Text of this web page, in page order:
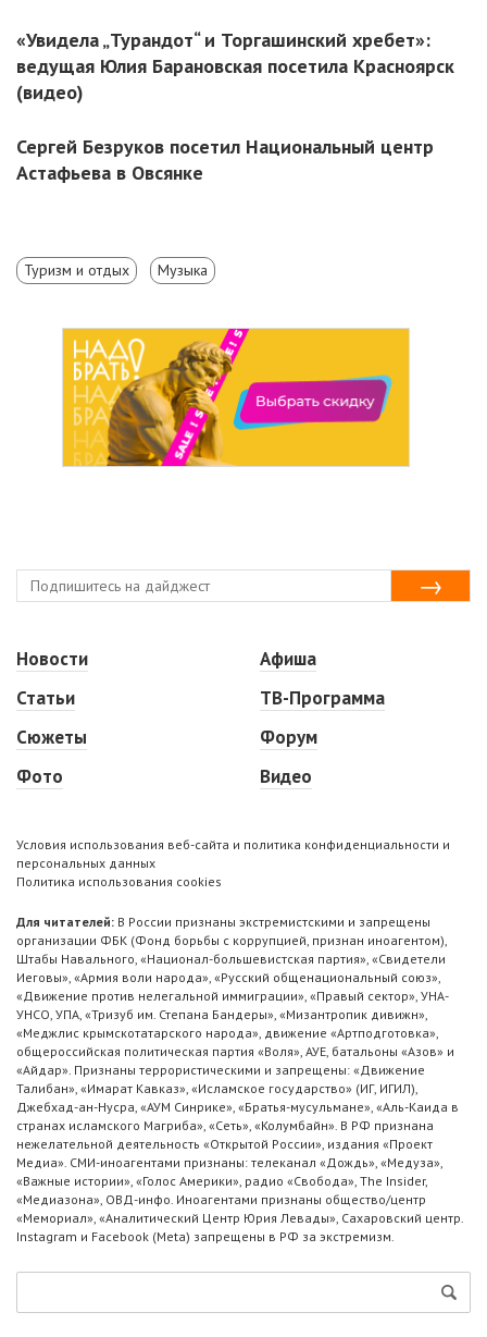
«Увидела „Турандот“ и Торгашинский хребет»:
ведущая Юлия Барановская посетила Красноярск
(видео)
Сергей Безруков посетил Национальный центр
Астафьева в Овсянке
Туризм и отдых Музыка
Новости
Статьи
Сюжеты
Фото
Афиша
ТВ-Программа
Форум
Видео
Условия использования веб-сайта и политика конфиденциальности и
персональных данных
Политика использования cookies
Для читателей: В России признаны экстремистскими и запрещены
организации ФБК (Фонд борьбы с коррупцией, признан иноагентом),
Штабы Навального, «Национал-большевистская партия», «Свидетели
Иеговы», «Армия воли народа», «Русский общенациональный союз»,
«Движение против нелегальной иммиграции», «Правый сектор», УНА-
УНСО, УПА, «Тризуб им. Степана Бандеры», «Мизантропик дивижн»,
«Меджлис крымскотатарского народа», движение «Артподготовка»,
общероссийская политическая партия «Воля», АУЕ, батальоны «Азов» и
«Айдар». Признаны террористическими и запрещены: «Движение
Талибан», «Имарат Кавказ», «Исламское государство» (ИГ, ИГИЛ),
Джебхад-ан-Нусра, «АУМ Синрике», «Братья-мусульмане», «Аль-Каида в
странах исламского Магриба», «Сеть», «Колумбайн». В РФ признана
нежелательной деятельность «Открытой России», издания «Проект
Медиа». СМИ-иноагентами признаны: телеканал «Дождь», «Медуза»,
«Важные истории», «Голос Америки», радио «Свобода», The Insider,
«Медиазона», ОВД-инфо. Иноагентами признаны общество/центр
«Мемориал», «Аналитический Центр Юрия Левады», Сахаровский центр.
Instagram и Facebook (Metа) запрещены в РФ за экстремизм.